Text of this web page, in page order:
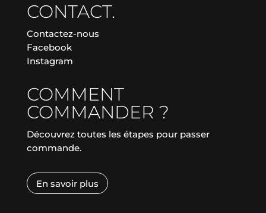
CONTACT.
Contactez-nous
Facebook
Instagram
COMMENT
COMMANDER ?
Découvrez toutes les étapes pour passer
commande.
En savoir plus